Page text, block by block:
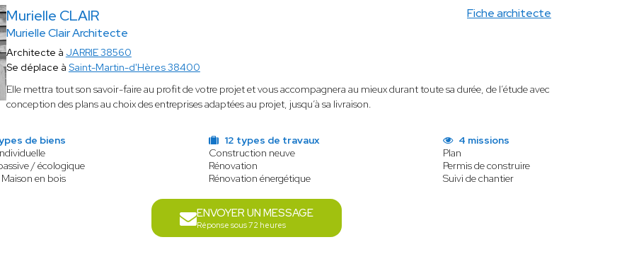
Murielle CLAIR
Murielle Clair Architecte
Fiche architecte
Architecte à JARRIE 38560
Se déplace à Saint-Martin-d'Hères 38400
Elle mettra tout son savoir-faire au profit de votre projet et vous accompagnera au mieux durant toute sa durée, de l’étude avec
conception des plans au choix des entreprises adaptées au projet, jusqu’à sa livraison.
de biens
/ écologique
en bois
12 types de travaux
Construction neuve
Rénovation
Rénovation énergétique
4 missions
Plan
Permis de construire
Suivi de chantier
ENVOYER UN MESSAGE
Réponse sous 72 heures